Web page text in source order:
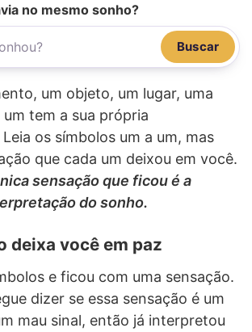
no mesmo sonho?
Buscar
um objeto, um lugar, uma
um tem a sua própria
os símbolos um a um, mas
que cada um deixou em você.
sensação que ficou é a
do sonho.
deixa você em paz
e ficou com uma sensação.
dizer se essa sensação é um
mau sinal, então já interpretou